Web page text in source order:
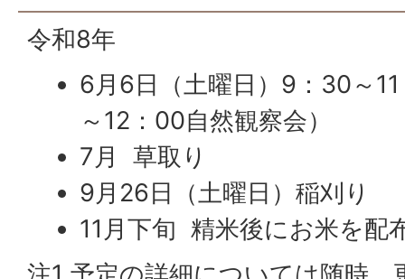
令和8年
6月6日（土曜日）9：30～
～12：00自然観察会）
7月 草取り
9月26日（土曜日）稲刈り
11月下旬 精米後にお米を配